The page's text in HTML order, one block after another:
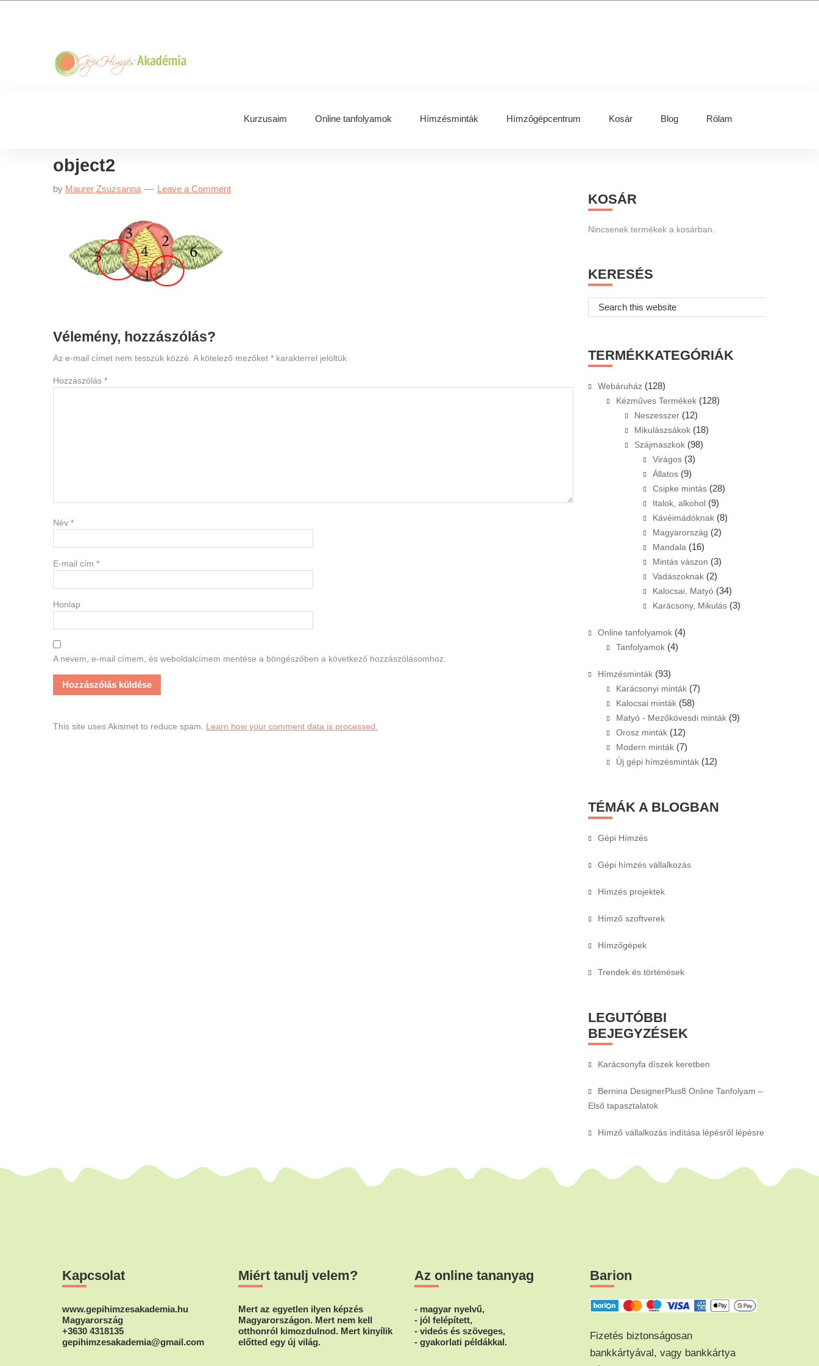
Kurzusaim Online tanfolyamok Hímzésminták Hímzőgépcentrum Kosár Blog Rólam
object2
by Maurer Zsuzsanna Leave a Comment
Reader
Interactions
Vélemény, hozzászólás?
Az e-mail címet nem tesszük közzé. A kötelező mezőket * karakterrel jelöltük
Hozzászólás *
Név *
E-mail cím *
Honlap
A nevem, e-mail címem, és weboldalcímem mentése a böngészőben a következő hozzászólásomhoz.
This site uses Akismet to reduce spam. Learn how your comment data is processed.
Primary
Sidebar
KOSÁR
Nincsenek termékek a kosárban.
KERESÉS
Search
this
TERMÉKKATEGÓRIÁK
Webáruház (128)
Kézműves Termékek (128)
Neszesszer (12)
Mikulászsákok (18)
Szájmaszkok (98)
Virágos (3)
Állatos (9)
Csipke mintás (28)
Italok, alkohol (9)
Kávéimádóknak (8)
Magyarország (2)
Mandala (16)
Mintás vászon (3)
Vadászoknak (2)
Kalocsai, Matyó (34)
Karácsony, Mikulás (3)
Online tanfolyamok (4)
Tanfolyamok (4)
Hímzésminták (93)
Karácsonyi minták (7)
Kalocsai minták (58)
Matyó - Mezőkövesdi minták (9)
Orosz minták (12)
Modern minták (7)
Új gépi hímzésminták (12)
TÉMÁK A BLOGBAN
Gépi Hímzés
Gépi hímzés vállalkozás
Hímzés projektek
Hímző szoftverek
Hímzőgépek
Trendek és történések
LEGUTÓBBI
BEJEGYZÉSEK
Karácsonyfa díszek keretben
Bernina DesignerPlus8 Online Tanfolyam –
Első tapasztalatok
Hímző vállalkozás indítása lépésről lépésre
Kapcsolat
www.gepihimzesakademia.hu
Magyarország
+3630 4318135
gepihimzesakademia@gmail.com
Miért tanulj velem?
Mert az egyetlen ilyen képzés
Magyarországon. Mert nem kell
otthonról kimozdulnod. Mert kinyílik
előtted egy új világ.
Az online tananyag
- magyar nyelvű,
- jól felépített,
- videós és szöveges,
- gyakorlati példákkal.
Barion
Fizetés biztonságosan
bankkártyával, vagy bankkártya